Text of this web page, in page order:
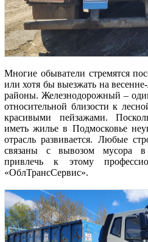
Многие обыватели стремятся
или хотя бы выезжать на
районы. Железнодорожный –
относительной близости к
красивыми пейзажами.
иметь жилье в Подмосковье
отрасль развивается. Любые
связаны с вывозом мусора
привлечь к этому
«ОблТрансСервис».